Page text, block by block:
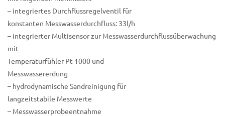
– integriertes Durchflussregelventil für
konstanten Messwasserdurchfluss: 33l/h
– integrierter Multisensor zur Messwasserdurchflussüberwachung
mit
Temperaturfühler Pt 1000 und
Messwassererdung
– hydrodynamische Sandreinigung für
langzeitstabile Messwerte
– Messwasserprobeentnahme